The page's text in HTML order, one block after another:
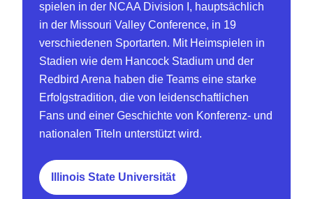
spielen in der NCAA Division I, hauptsächlich
in der Missouri Valley Conference, in 19
verschiedenen Sportarten. Mit Heimspielen in
Stadien wie dem Hancock Stadium und der
Redbird Arena haben die Teams eine starke
Erfolgstradition, die von leidenschaftlichen
Fans und einer Geschichte von Konferenz- und
nationalen Titeln unterstützt wird.
Illinois State Universität